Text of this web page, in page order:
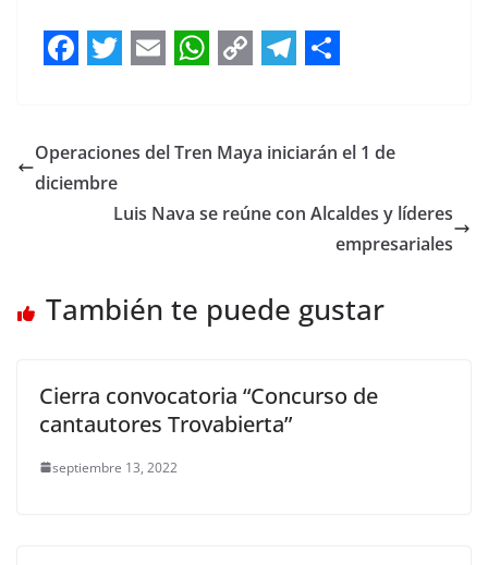
c
e
o
k
i
t
a
l
a
s
p
p
p
L
k
l
g
a
m
a
e
Operaciones del Tren Maya iniciarán el 1 de
diciembre
Luis Nava se reúne con Alcaldes y líderes
empresariales
También te puede gustar
Cierra convocatoria “Concurso de
cantautores Trovabierta”
septiembre 13, 2022